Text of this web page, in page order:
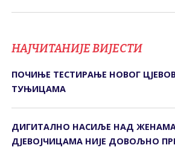
НАЈЧИТАНИЈЕ ВИЈЕСТИ
ПОЧИЊЕ ТЕСТИРАЊЕ НОВОГ
ТУЊИЦАМА
ДИГИTАЛНО НАСИЉЕ НАД
ДЈЕВОЈЧИЦАМА НИЈЕ ДОВОЉНО